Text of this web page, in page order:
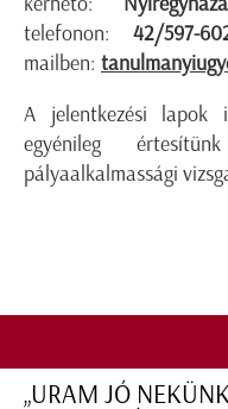
telefonon:42/597-
mailben:
A jelentkezési lapok
egyénileg
pályaalkalmassági
„URAM JÓ